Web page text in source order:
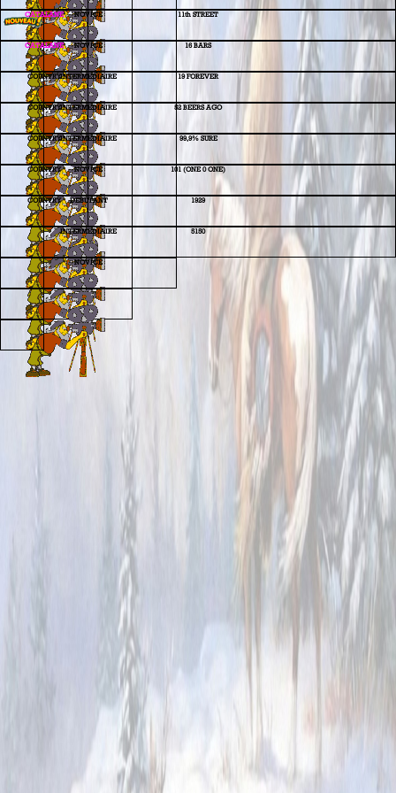
NOVICE 11th STREET
NOVICE
CATALANE
16 BARS
INTERMEDIAIRE
CATALANE
19 FOREVER
INTERMEDIAIRE
COUNTRY
52 BEERS AGO
INTERMEDIAIRE
COUNTRY
99,9% SURE
NOVICE
COUNTRY
101 (ONE 0 ONE)
DEBUTANT
COUNTRY
1929
INTERMEDIAIRE
COUNTRY
5150
NOVICE